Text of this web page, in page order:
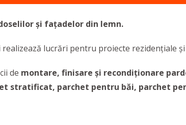
și fațadelor din lemn.
realizează lucrări pentru proiecte rezidențiale
de montare, finisare și recondiționare
stratificat, parchet pentru băi, parchet